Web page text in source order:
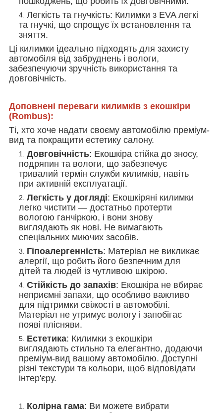
Легкість та гнучкість: Килимки з EVA легкі
та гнучкі, що спрощує їх встановлення та
зняття.
Ці килимки ідеально підходять для захисту
автомобіля від забруднень і вологи,
забезпечуючи зручність використання та
довговічність.
Доповнені переваги килимків з екошкіри
(Rombus):
Ті, хто хоче надати своєму автомобілю преміум-
вид та покращити естетику салону.
Довговічність: Екошкіра стійка до зносу,
подряпин та вологи, що забезпечує
тривалий термін служби килимків, навіть
при активній експлуатації.
Легкість у догляді: Екошкіряні килимки
легко чистити — достатньо протерти
вологою ганчіркою, і вони знову
виглядають як нові. Не вимагають
спеціальних миючих засобів.
Гіпоалергенність: Матеріал не викликає
алергії, що робить його безпечним для
дітей та людей із чутливою шкірою.
Стійкість до запахів: Екошкіра не вбирає
неприємні запахи, що особливо важливо
для підтримки свіжості в автомобілі.
Матеріал не утримує вологу і запобігає
появі плісняви.
Естетика: Килимки з екошкіри
виглядають стильно та елегантно, додаючи
преміум-вид вашому автомобілю. Доступні
різні текстури та кольори, щоб відповідати
інтер'єру.
Колірна гама: Ви можете вибрати